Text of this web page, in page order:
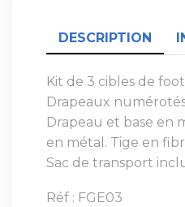
DESCRIPTION
Kit de 3 cibles de
Drapeaux numérotés
Drapeau et base en
en métal. Tige en
Sac de transport
Réf : FGE03